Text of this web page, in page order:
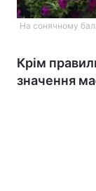
На сонячному
Крім
значення